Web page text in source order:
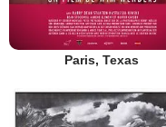
Paris, Texas